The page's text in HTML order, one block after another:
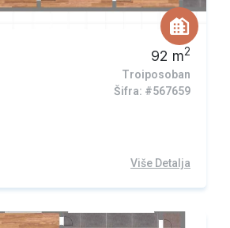
92 m2
Troiposoban
Šifra: #567659
Više Detalja